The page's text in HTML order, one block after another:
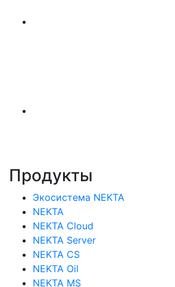
Продукты
Экосистема NEKTA
NEKTA
NEKTA Cloud
NEKTA Server
NEKTA CS
NEKTA Oil
NEKTA MS